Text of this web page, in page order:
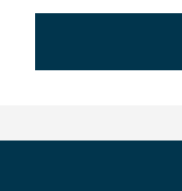
De Rabobank Het
relevante